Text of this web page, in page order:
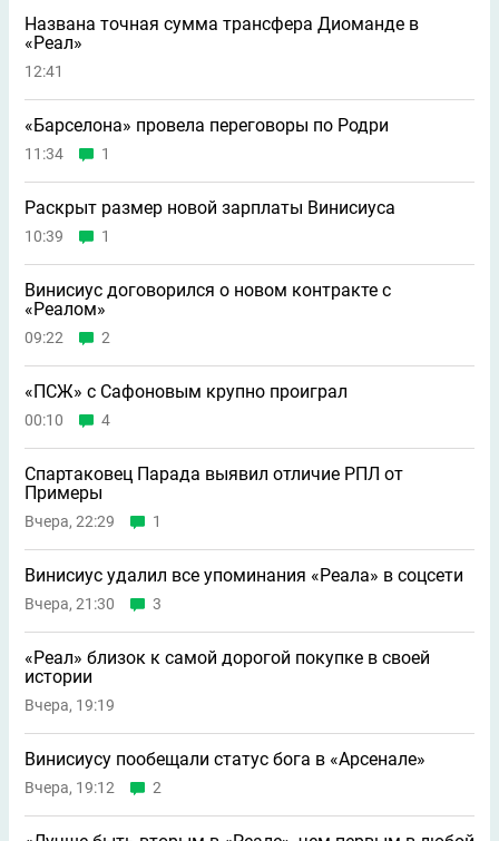
Названа точная сумма трансфера Диоманде в
«Реал»
12:41
«Барселона» провела переговоры по Родри
11:34 1
Раскрыт размер новой зарплаты Винисиуса
10:39 1
Винисиус договорился о новом контракте с
«Реалом»
09:22 2
«ПСЖ» с Сафоновым крупно проиграл
00:10 4
Спартаковец Парада выявил отличие РПЛ от
Примеры
Вчера, 22:29 1
Винисиус удалил все упоминания «Реала» в соцсети
Вчера, 21:30 3
«Реал» близок к самой дорогой покупке в своей
истории
Вчера, 19:19
Винисиусу пообещали статус бога в «Арсенале»
Вчера, 19:12 2